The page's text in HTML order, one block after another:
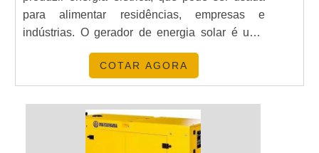
aplicações de médio porte.
POSSO ALUGAR UM GERADOR DE
300KVA?
para atender necessidades temporárias ou
para alimentar residências, empresas e
indústrias. O gerador de energia solar é uma
alternativa econômica e ambientalmente
amigável para gerar energia limpa e renovável,
pois não emite gases poluentes e não depende
de combustíveis fósseis. Além disso, é uma
solução de baixo custo, pois não há
necessidade de manutenção ou custos de
COTAR AGORA